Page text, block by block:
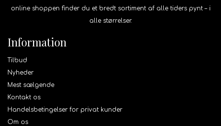
online shoppen finder du et bredt sortiment af alle tiders pynt – i
alle størrelser.
Information
Tilbud
Nyheder
Mest sælgende
Kontakt os
Handelsbetingelser for privat kunder
Om os